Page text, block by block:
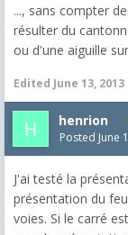
..., sans compter
résulter du
ou d'une aiguille
Edited June 13, 2013
henrion
Posted June
J'ai testé la
présentation du
voies. Si le carré